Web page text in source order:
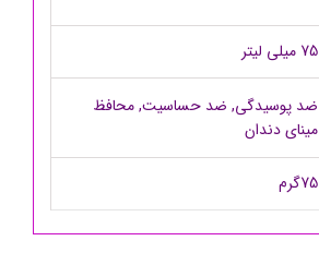
75 میلی لیتر
ضد پوسیدگی, ضد حساسیت, محافظ
مینای دندان
75گرم